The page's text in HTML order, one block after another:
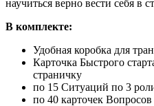
научиться верно вести себя в
В комплекте:
Удобная коробка для
Карточка Быстрого
страничку
по 15 Ситуаций по 3
по 40 карточек